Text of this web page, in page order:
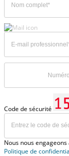
Code de sécurité
Nous nous
Politique de